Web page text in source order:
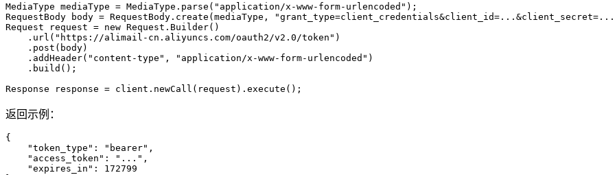
MediaType mediaType = MediaType.parse("application/x-www-form-urlencoded");
RequestBody body = RequestBody.create(mediaType,
Request request = new Request.Builder()
.url("https://alimail-cn.aliyuncs.com/oauth2/v2.0/token")
.post(body)
.addHeader("content-type", "application/x-www-form-urlencoded")
.build();
Response response = client.newCall(request).execute();
返回示例：
{
"token_type": "bearer",
"access_token": "...",
"expires_in": 172799